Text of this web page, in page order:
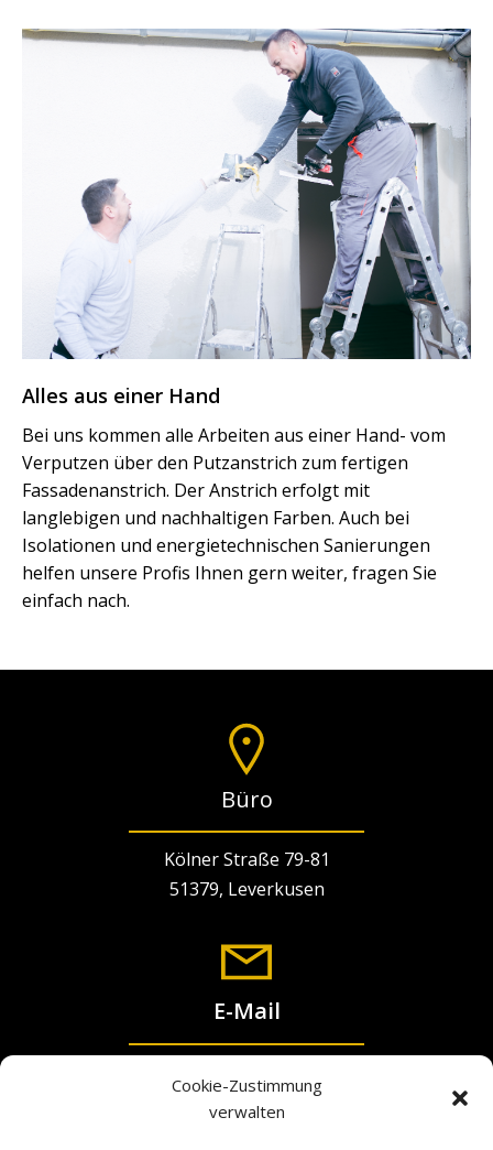
Cookie-Zustimmung
verwalten
Alles aus einer Hand
Bei uns kommen alle Arbeiten aus einer Hand- vom
Verputzen über den Putzanstrich zum fertigen
Fassadenanstrich. Der Anstrich erfolgt mit
langlebigen und nachhaltigen Farben. Auch bei
Isolationen und energietechnischen Sanierungen
helfen unsere Profis Ihnen gern weiter, fragen Sie
einfach nach.
Büro
Kölner Straße 79-81
51379, Leverkusen
E-Mail